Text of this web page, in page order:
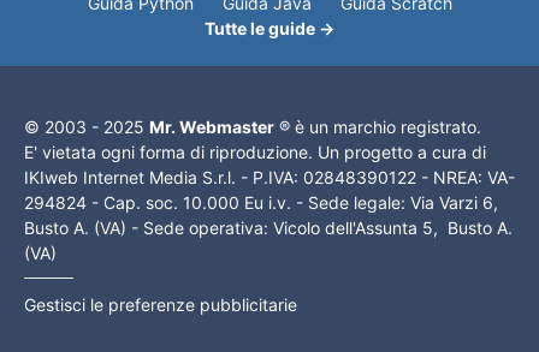
Tutte le guide →
© 2003 - 2025 Mr. Webmaster ® è un marchio registrato.
E' vietata ogni forma di riproduzione. Un progetto a cura di
IKIweb Internet Media S.r.l. - P.IVA: 02848390122 - NREA: VA-
294824 - Cap. soc. 10.000 Eu i.v. - Sede legale: Via Varzi 6,
Busto A. (VA) - Sede operativa: Vicolo dell'Assunta 5, Busto A.
(VA)
Gestisci le preferenze pubblicitarie